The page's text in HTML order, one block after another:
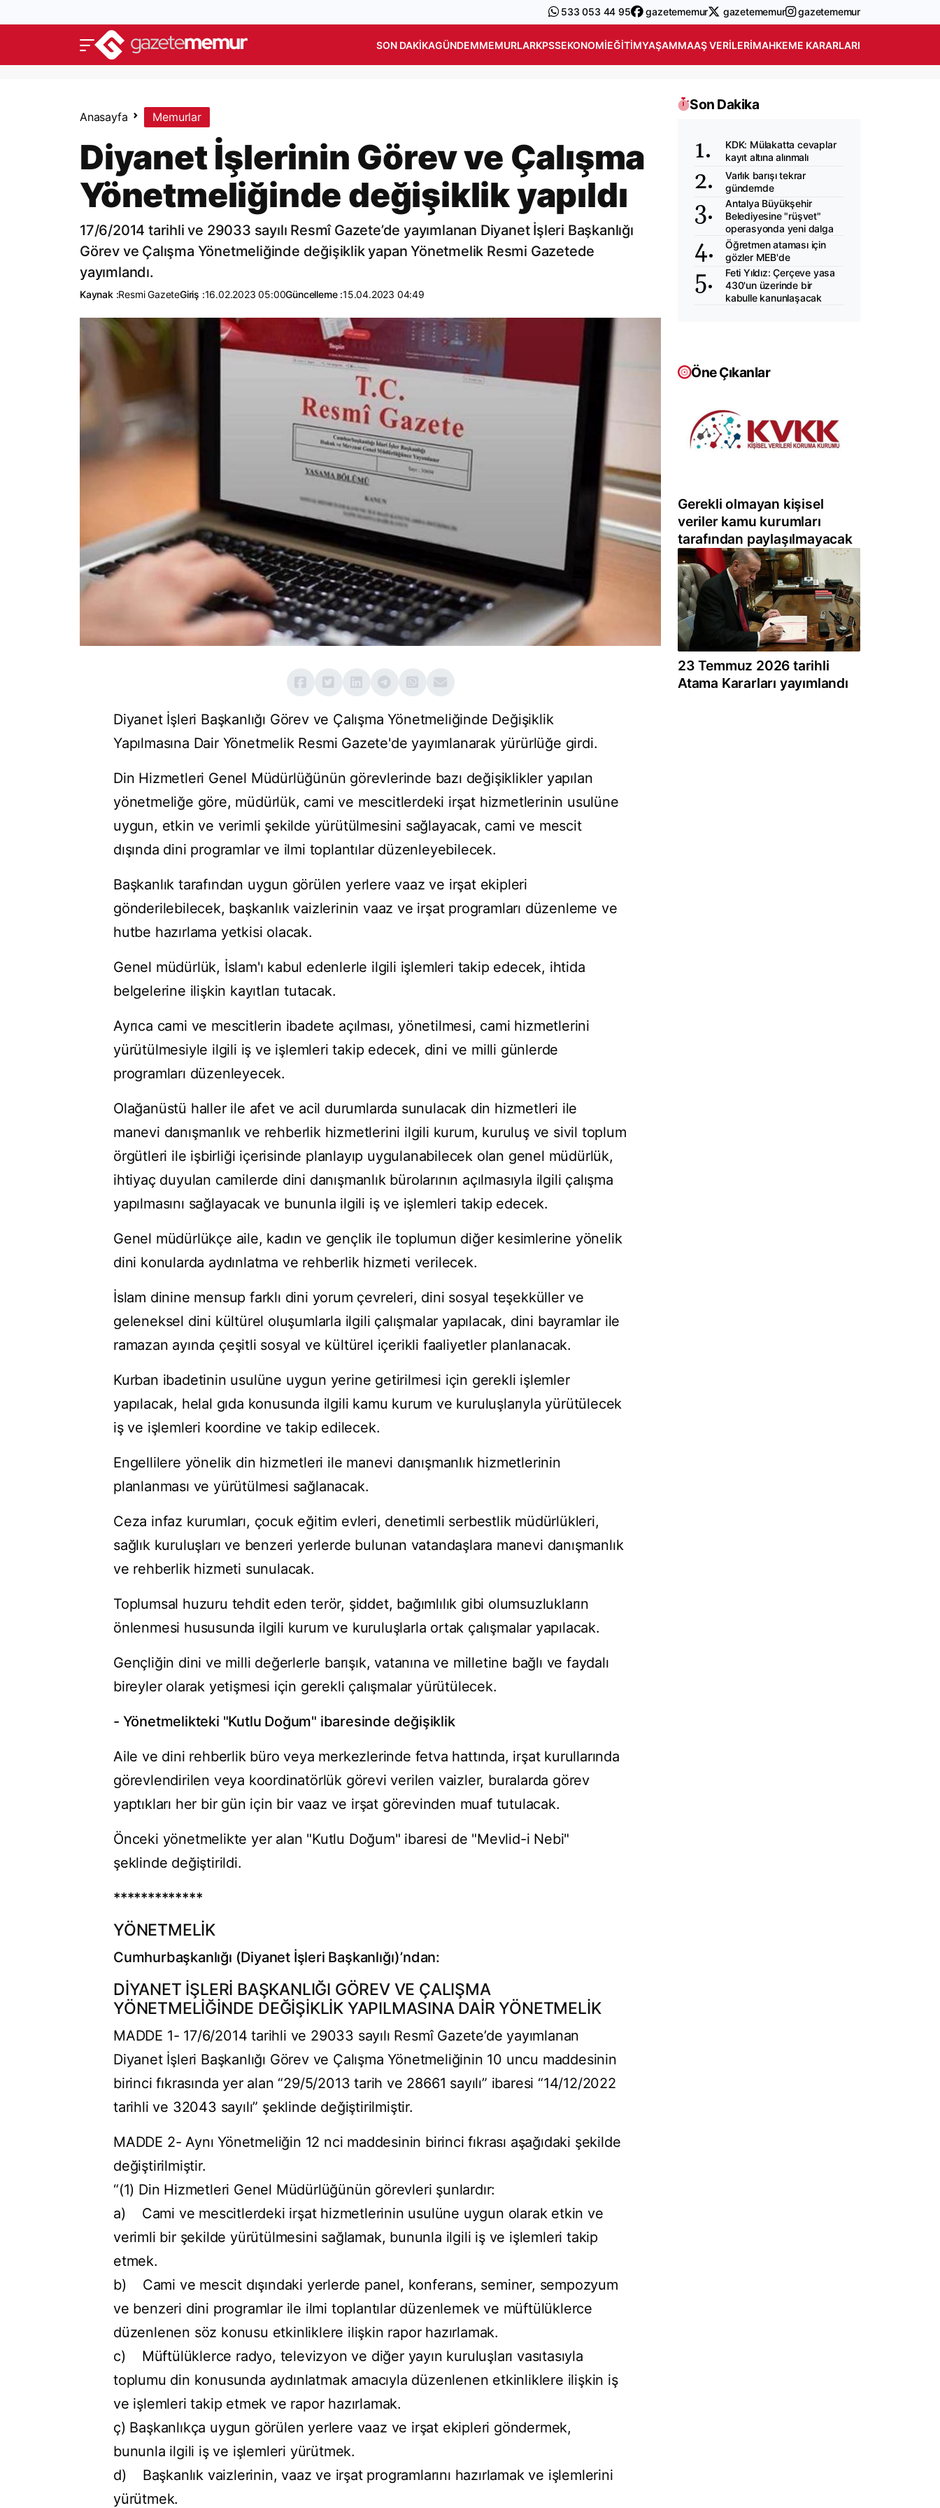
533 053 44 95 gazetememur gazetememur gazetememur
SON DAKIKAGÜNDEMMEMURLARKPSSEKONOMIEĞITIMYAŞAMMAAŞ VERILERIMAHKEME KARARLARI
Anasayfa Memurlar
Diyanet İşlerinin Görev ve Çalışma
Yönetmeliğinde değişiklik yapıldı
17/6/2014 tarihli ve 29033 sayılı Resmî Gazete’de yayımlanan Diyanet İşleri Başkanlığı
Görev ve Çalışma Yönetmeliğinde değişiklik yapan Yönetmelik Resmi Gazetede
yayımlandı.
Kaynak :Resmi GazeteGiriş :16.02.2023 05:00Güncelleme :15.04.2023 04:49
Diyanet İşleri Başkanlığı Görev ve Çalışma Yönetmeliğinde Değişiklik
Yapılmasına Dair Yönetmelik Resmi Gazete'de yayımlanarak yürürlüğe girdi.
Din Hizmetleri Genel Müdürlüğünün görevlerinde bazı değişiklikler yapılan
yönetmeliğe göre, müdürlük, cami ve mescitlerdeki irşat hizmetlerinin usulüne
uygun, etkin ve verimli şekilde yürütülmesini sağlayacak, cami ve mescit
dışında dini programlar ve ilmi toplantılar düzenleyebilecek.
Başkanlık tarafından uygun görülen yerlere vaaz ve irşat ekipleri
gönderilebilecek, başkanlık vaizlerinin vaaz ve irşat programları düzenleme ve
hutbe hazırlama yetkisi olacak.
Genel müdürlük, İslam'ı kabul edenlerle ilgili işlemleri takip edecek, ihtida
belgelerine ilişkin kayıtları tutacak.
Ayrıca cami ve mescitlerin ibadete açılması, yönetilmesi, cami hizmetlerini
yürütülmesiyle ilgili iş ve işlemleri takip edecek, dini ve milli günlerde
programları düzenleyecek.
Olağanüstü haller ile afet ve acil durumlarda sunulacak din hizmetleri ile
manevi danışmanlık ve rehberlik hizmetlerini ilgili kurum, kuruluş ve sivil toplum
örgütleri ile işbirliği içerisinde planlayıp uygulanabilecek olan genel müdürlük,
ihtiyaç duyulan camilerde dini danışmanlık bürolarının açılmasıyla ilgili çalışma
yapılmasını sağlayacak ve bununla ilgili iş ve işlemleri takip edecek.
Genel müdürlükçe aile, kadın ve gençlik ile toplumun diğer kesimlerine yönelik
dini konularda aydınlatma ve rehberlik hizmeti verilecek.
İslam dinine mensup farklı dini yorum çevreleri, dini sosyal teşekküller ve
geleneksel dini kültürel oluşumlarla ilgili çalışmalar yapılacak, dini bayramlar ile
ramazan ayında çeşitli sosyal ve kültürel içerikli faaliyetler planlanacak.
Kurban ibadetinin usulüne uygun yerine getirilmesi için gerekli işlemler
yapılacak, helal gıda konusunda ilgili kamu kurum ve kuruluşlarıyla yürütülecek
iş ve işlemleri koordine ve takip edilecek.
Engellilere yönelik din hizmetleri ile manevi danışmanlık hizmetlerinin
planlanması ve yürütülmesi sağlanacak.
Ceza infaz kurumları, çocuk eğitim evleri, denetimli serbestlik müdürlükleri,
sağlık kuruluşları ve benzeri yerlerde bulunan vatandaşlara manevi danışmanlık
ve rehberlik hizmeti sunulacak.
Toplumsal huzuru tehdit eden terör, şiddet, bağımlılık gibi olumsuzlukların
önlenmesi hususunda ilgili kurum ve kuruluşlarla ortak çalışmalar yapılacak.
Gençliğin dini ve milli değerlerle barışık, vatanına ve milletine bağlı ve faydalı
bireyler olarak yetişmesi için gerekli çalışmalar yürütülecek.
- Yönetmelikteki "Kutlu Doğum" ibaresinde değişiklik
Aile ve dini rehberlik büro veya merkezlerinde fetva hattında, irşat kurullarında
görevlendirilen veya koordinatörlük görevi verilen vaizler, buralarda görev
yaptıkları her bir gün için bir vaaz ve irşat görevinden muaf tutulacak.
Önceki yönetmelikte yer alan "Kutlu Doğum" ibaresi de "Mevlid-i Nebi"
şeklinde değiştirildi.
*************
YÖNETMELİK
Cumhurbaşkanlığı (Diyanet İşleri Başkanlığı)’ndan:
DİYANET İŞLERİ BAŞKANLIĞI GÖREV VE ÇALIŞMA
YÖNETMELİĞİNDE DEĞİŞİKLİK YAPILMASINA DAİR YÖNETMELİK
MADDE 1- 17/6/2014 tarihli ve 29033 sayılı Resmî Gazete’de yayımlanan
Diyanet İşleri Başkanlığı Görev ve Çalışma Yönetmeliğinin 10 uncu maddesinin
birinci fıkrasında yer alan “29/5/2013 tarih ve 28661 sayılı” ibaresi “14/12/2022
tarihli ve 32043 sayılı” şeklinde değiştirilmiştir.
MADDE 2- Aynı Yönetmeliğin 12 nci maddesinin birinci fıkrası aşağıdaki şekilde
değiştirilmiştir.
“(1) Din Hizmetleri Genel Müdürlüğünün görevleri şunlardır:
a) Cami ve mescitlerdeki irşat hizmetlerinin usulüne uygun olarak etkin ve
verimli bir şekilde yürütülmesini sağlamak, bununla ilgili iş ve işlemleri takip
etmek.
b) Cami ve mescit dışındaki yerlerde panel, konferans, seminer, sempozyum
ve benzeri dini programlar ile ilmi toplantılar düzenlemek ve müftülüklerce
düzenlenen söz konusu etkinliklere ilişkin rapor hazırlamak.
c) Müftülüklerce radyo, televizyon ve diğer yayın kuruluşları vasıtasıyla
toplumu din konusunda aydınlatmak amacıyla düzenlenen etkinliklere ilişkin iş
ve işlemleri takip etmek ve rapor hazırlamak.
ç) Başkanlıkça uygun görülen yerlere vaaz ve irşat ekipleri göndermek,
bununla ilgili iş ve işlemleri yürütmek.
d) Başkanlık vaizlerinin, vaaz ve irşat programlarını hazırlamak ve işlemlerini
yürütmek.
Son Dakika
KDK: Mülakatta cevaplar
kayıt altına alınmalı
Varlık barışı tekrar
gündemde
Antalya Büyükşehir
Belediyesine "rüşvet"
operasyonda yeni dalga
Öğretmen ataması için
gözler MEB'de
Feti Yıldız: Çerçeve yasa
430'un üzerinde bir
kabulle kanunlaşacak
Öne Çıkanlar
Gerekli olmayan kişisel
veriler kamu kurumları
tarafından paylaşılmayacak
23 Temmuz 2026 tarihli
Atama Kararları yayımlandı